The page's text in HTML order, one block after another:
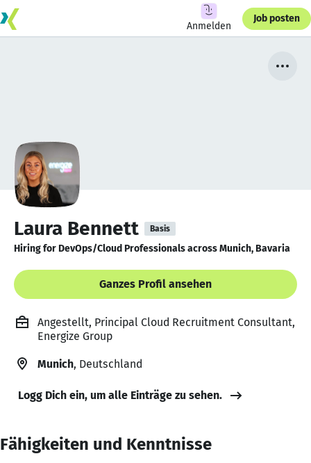
Anmelden
Job posten
Laura Bennett Basis
Hiring for DevOps/Cloud Professionals across Munich, Bavaria
Ganzes Profil ansehen
Angestellt, Principal Cloud Recruitment Consultant,
Energize Group
Munich, Deutschland
Logg Dich ein, um alle Einträge zu sehen.
Fähigkeiten und Kenntnisse